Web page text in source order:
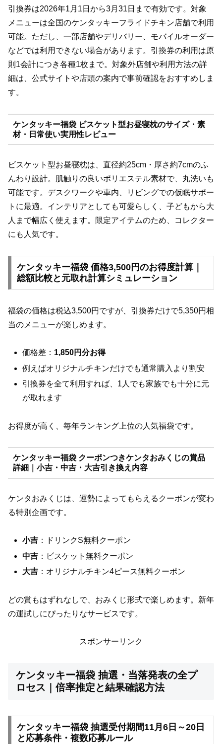
引換券は2026年1月1日から3月31日まで有効です。対象
メニューは全国のケンタッキーフライドチキン店舗で利用
可能。ただし、一部店舗やデリバリー、モバイルオーダー
などでは利用できない場合があります。引換券の利用は原
則1会計につき各種1枚まで。対象外店舗や利用方法の詳
細は、公式サイトや店頭の案内で事前確認をおすすめしま
す。
ケンタッキー福袋 ビスケット型お昼寝枕のサイズ・素
材・日常使い実用性レビュー
ビスケット型お昼寝枕は、直径約25cm・厚さ約7cmのふ
んわり設計。肌触りの良いポリエステル素材で、丸洗いも
可能です。デスクワークや車内、リビングでの仮眠サポー
トに最適。インテリアとしても可愛らしく、子どもから大
人まで幅広く使えます。限定アイテムのため、コレクター
にも人気です。
ケンタッキー福袋 価格3,500円のお得度計算｜
総額比較と元取れ計算シミュレーション
福袋の価格は税込3,500円ですが、引換券だけで5,350円相
当のメニューが楽しめます。
価格差： 1,850円分お得
例えばオリジナルチキンだけでも通常購入より割安
引換券を全て利用すれば、1人でも家族でも十分に元
が取れます
お得度が高く、毎年ランキング上位の人気福袋です。
ケンタッキー福袋 クーポンつきケンタおみくじの賞品
詳細｜小吉・中吉・大吉引き換え内容
ケンタおみくじは、運勢によってもらえるクーポンが変わ
る特別企画です。
小吉 ：ドリンクS無料クーポン
中吉 ：ビスケット無料クーポン
大吉 ：オリジナルチキン4ピース無料クーポン
どの賞もはずれなしで、おみくじ形式で楽しめます。新年
の運試しにぴったりなサービスです。
スポンサーリンク
ケンタッキー福袋 抽選・当落発表の全プ
ロセス｜倍率推定と結果確認方法
ケンタッキー福袋 抽選受付期間11月6日～20日
と応募条件・複数応募ルール